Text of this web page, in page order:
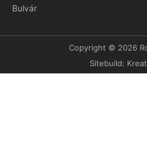
Bulvár
Copyright © 2026
Sitebuild: